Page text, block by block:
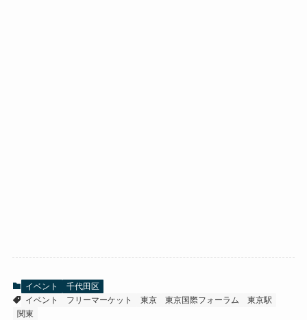
イベント
千代田区
イベント
フリーマーケット 東京 東京国際フォーラム
東京駅
関東